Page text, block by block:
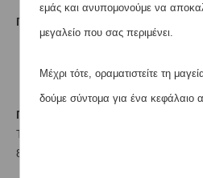
Γλώσσες επικοινωνίας
Ελληνικά
Πρωινό
Το πρωινό προσφέται σε μια
8:00 έως τι 10:30 και περιλαμβάνει:
εμάς και ανυπομονούμε να
μεγαλείο που σας περιμένει.
Μέχρι τότε, οραματιστείτε τη
δούμε σύντομα για ένα κεφάλαιο